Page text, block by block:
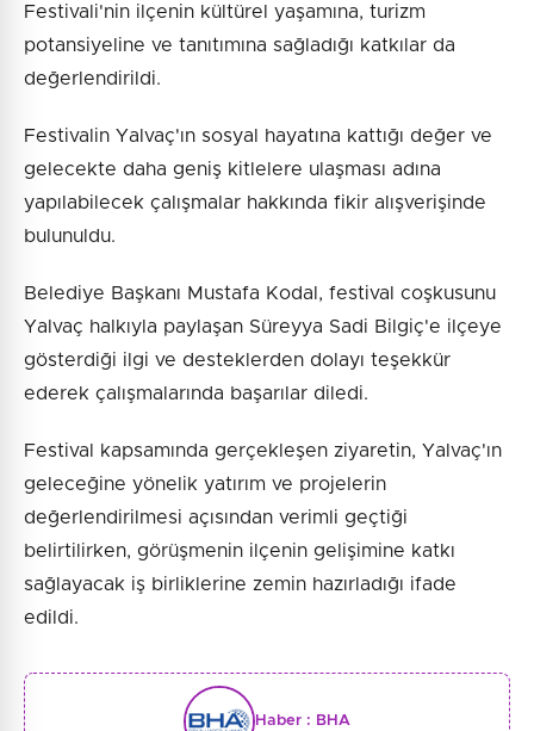
Festivali'nin ilçenin kültürel yaşamına, turizm
potansiyeline ve tanıtımına sağladığı katkılar da
değerlendirildi.
Festivalin Yalvaç'ın sosyal hayatına kattığı değer ve
gelecekte daha geniş kitlelere ulaşması adına
yapılabilecek çalışmalar hakkında fikir alışverişinde
bulunuldu.
Belediye Başkanı Mustafa Kodal, festival coşkusunu
Yalvaç halkıyla paylaşan Süreyya Sadi Bilgiç'e ilçeye
gösterdiği ilgi ve desteklerden dolayı teşekkür
ederek çalışmalarında başarılar diledi.
Festival kapsamında gerçekleşen ziyaretin, Yalvaç'ın
geleceğine yönelik yatırım ve projelerin
değerlendirilmesi açısından verimli geçtiği
belirtilirken, görüşmenin ilçenin gelişimine katkı
sağlayacak iş birliklerine zemin hazırladığı ifade
edildi.
Haber : BHA